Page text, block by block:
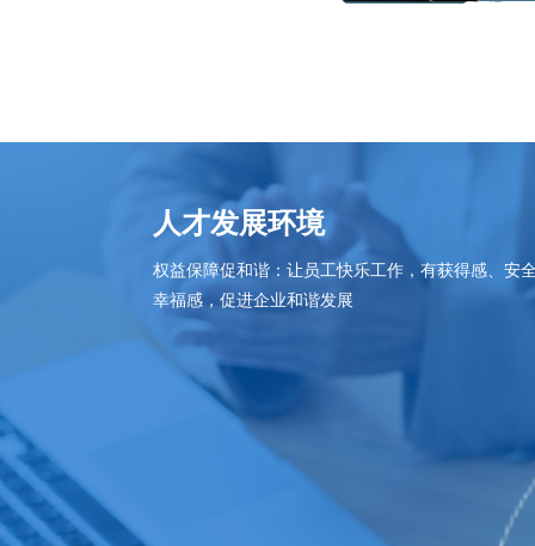
人才发展环境
权益保障促和谐：让员工快乐工作，有获得感、安
幸福感，促进企业和谐发展